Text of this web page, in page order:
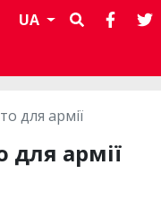
UA
для армії
для армії